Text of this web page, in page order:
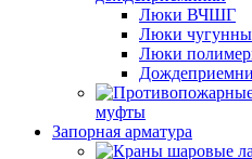
Люки ВЧШГ
Люки
Люки
муфты
Запорная арматура